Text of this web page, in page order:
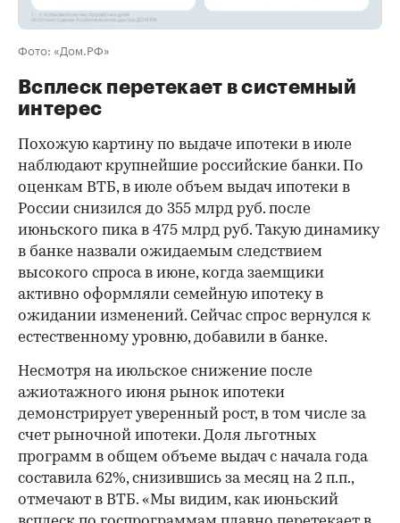
Фото: «Дом.РФ»
Всплеск перетекает в системный
интерес
Похожую картину по выдаче ипотеки в июле
наблюдают крупнейшие российские банки. По
оценкам ВТБ, в июле объем выдач ипотеки в
России снизился до 355 млрд руб. после
июньского пика в 475 млрд руб. Такую динамику
в банке назвали ожидаемым следствием
высокого спроса в июне, когда заемщики
активно оформляли семейную ипотеку в
ожидании изменений. Сейчас спрос вернулся к
естественному уровню, добавили в банке.
Несмотря на июльское снижение после
ажиотажного июня рынок ипотеки
демонстрирует уверенный рост, в том числе за
счет рыночной ипотеки. Доля льготных
программ в общем объеме выдач с начала года
составила 62%, снизившись за месяц на 2 п.п.,
отмечают в ВТБ. «Мы видим, как июньский